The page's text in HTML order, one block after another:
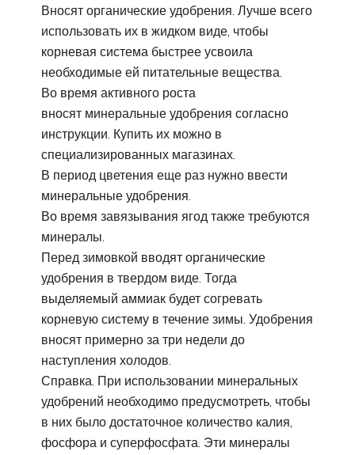
Вносят органические удобрения. Лучше всего
использовать их в жидком виде, чтобы
корневая система быстрее усвоила
необходимые ей питательные вещества.
Во время активного роста
вносят минеральные удобрения согласно
инструкции. Купить их можно в
специализированных магазинах.
В период цветения еще раз нужно ввести
минеральные удобрения.
Во время завязывания ягод также требуются
минералы.
Перед зимовкой вводят органические
удобрения в твердом виде. Тогда
выделяемый аммиак будет согревать
корневую систему в течение зимы. Удобрения
вносят примерно за три недели до
наступления холодов.
Справка. При использовании минеральных
удобрений необходимо предусмотреть, чтобы
в них было достаточное количество калия,
фосфора и суперфосфата. Эти минералы